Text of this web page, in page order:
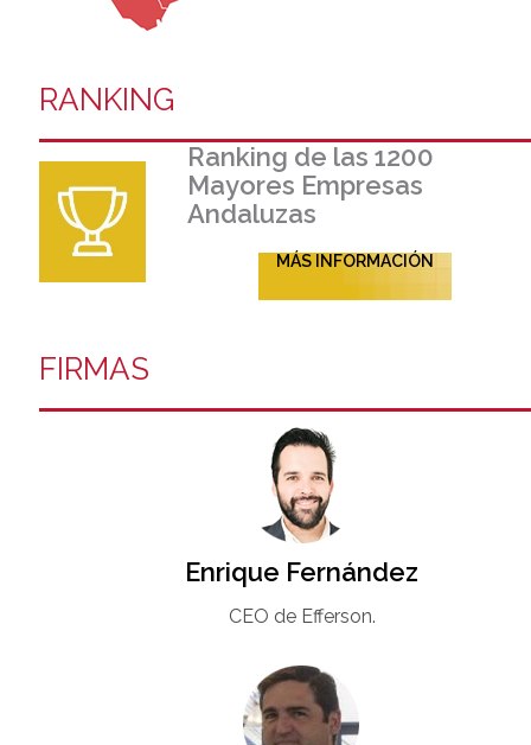
RANKING
Ranking de las 1200
Mayores Empresas
Andaluzas
MÁS INFORMACIÓN
FIRMAS
Enrique Fernández
CEO de Efferson.